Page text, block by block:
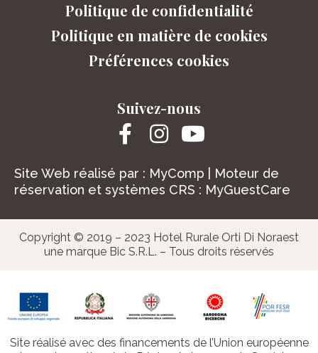
Politique de confidentialité
Politique en matière de cookies
Préférences cookies
Suivez-nous
Site Web réalisé par : MyComp | Moteur de
réservation et systèmes CRS : MyGuestCare
Copyright © 2019 – 2023 Hotel Rurale Orti Di Noraest
une marque Bic S.R.L. – Tous droits réservés
Site réalisé avec des financements de l’Union européenne